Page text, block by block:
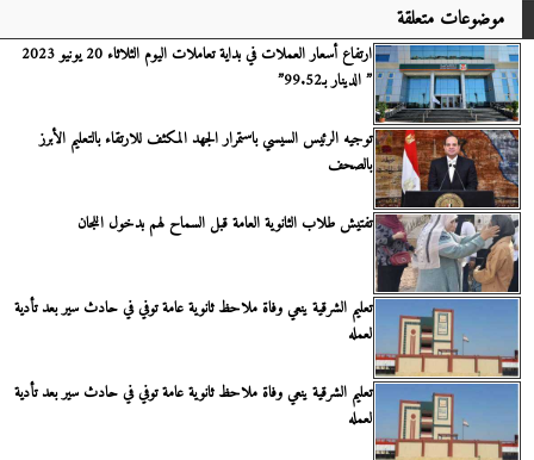
موضوعات متعلقة
ارتفاع أسعار العملات في بداية تعاملات اليوم الثلاثاء 20 يونيو 2023
” الدينار بـ99.52”
توجيه الرئيس السيسي باستمرار الجهد المكثف للارتقاء بالتعليم الأبرز
بالصحف
تفتيش طلاب الثانوية العامة قبل السماح لهم بدخول اللجان
تعليم الشرقية ينعي وفاة ملاحظ ثانوية عامة توفي في حادث سير بعد تأدية
لعمله
تعليم الشرقية ينعي وفاة ملاحظ ثانوية عامة توفي في حادث سير بعد تأدية
لعمله